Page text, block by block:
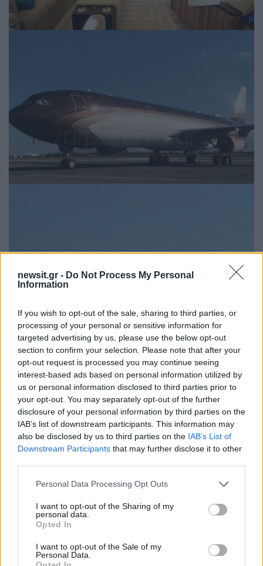
newsit.gr - Do Not Process My Personal
Information
If you wish to opt-out of the sale, sharing to third parties, or
processing of your personal or sensitive information for
targeted advertising by us, please use the below opt-out
section to confirm your selection. Please note that after your
opt-out request is processed you may continue seeing
interest-based ads based on personal information utilized by
us or personal information disclosed to third parties prior to
your opt-out. You may separately opt-out of the further
disclosure of your personal information by third parties on the
IAB’s list of downstream participants. This information may
also be disclosed by us to third parties on the IAB’s List of
Downstream Participants that may further disclose it to other
Please note that this website/app uses one or more Google
not limited to your visit or usage behaviour. You may click to
grant or deny consent to Google and its third-party tags to
use your data for below specified purposes in below Google
consent section.
Personal Data Processing Opt Outs
I want to opt-out of the Sharing of my
personal data.
Opted In
I want to opt-out of the Sale of my
Personal Data.